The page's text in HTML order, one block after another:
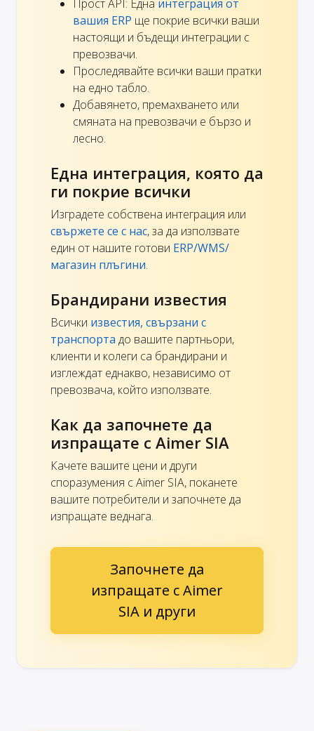
Прост API: Една интеграция от
вашия ERP ще покрие всички ваши
настоящи и бъдещи интеграции с
превозвачи.
Проследявайте всички ваши пратки
на едно табло.
Добавянето, премахването или
смяната на превозвачи е бързо и
лесно.
Една интеграция, която да
ги покрие всички
Изградете собствена интеграция или
свържете се с нас, за да използвате
един от нашите готови ERP/WMS/
магазин плъгини.
Брандирани известия
Всички известия, свързани с
транспорта до вашите партньори,
клиенти и колеги са брандирани и
изглеждат еднакво, независимо от
превозвача, който използвате.
Как да започнете да
изпращате с Aimer SIA
Качете вашите цени и други
споразумения с Aimer SIA, поканете
вашите потребители и започнете да
изпращате веднага.
Започнете да
изпращате с Aimer
SIA и други